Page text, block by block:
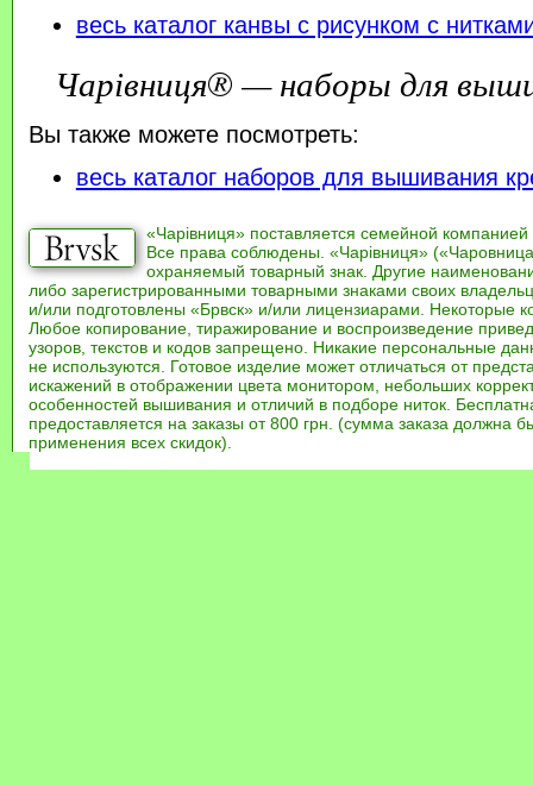
весь каталог канвы с рисунком с
Чарівниця® — наборы для
Вы также можете посмотреть:
весь каталог наборов для вышивания
«Чарівниця» поставляется семейной компанией
Все права соблюдены. «Чарівниця»
охраняемый товарный знак. Другие
либо зарегистрированными товарными знаками своих
и/или подготовлены «Брвск» и/или лицензиарами. Некоторые
Любое копирование, тиражирование и воспроизведение
узоров, текстов и кодов запрещено. Никакие персональные
не используются. Готовое изделие может отличаться от
искажений в отображении цвета монитором, небольших
особенностей вышивания и отличий в подборе ниток.
предоставляется на заказы от 800 грн. (сумма заказа должна
применения всех скидок).